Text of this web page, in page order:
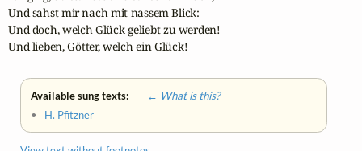
Und sahst mir nach mit nassem Blick:
Und doch, welch Glück geliebt zu werden!
Und lieben, Götter, welch ein Glück!
Available sung texts:
← What is this?
• H. Pfitzner